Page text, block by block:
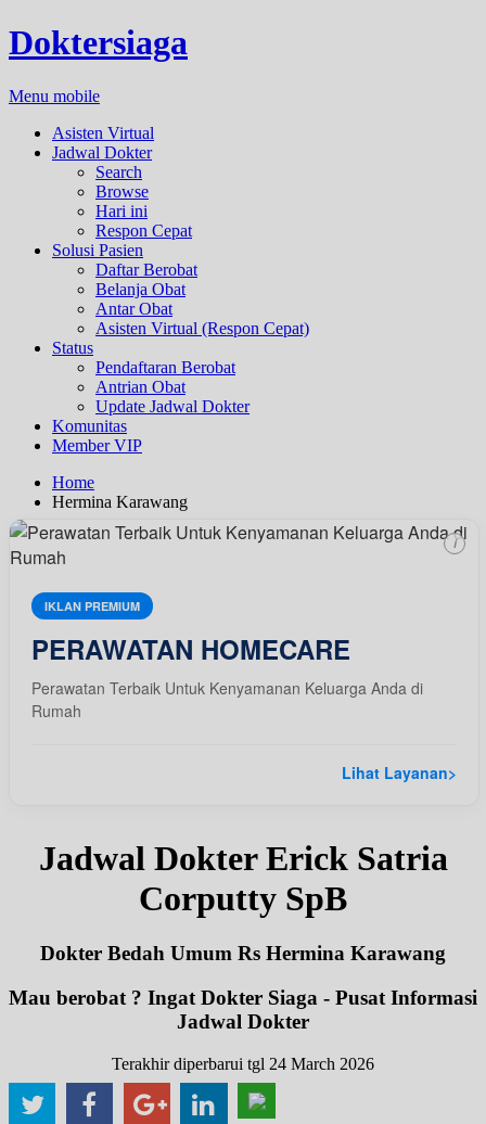
Doktersiaga
Menu mobile
Asisten Virtual
Jadwal Dokter
Search
Browse
Hari ini
Respon Cepat
Solusi Pasien
Daftar Berobat
Belanja Obat
Antar Obat
Asisten Virtual (Respon Cepat)
Status
Pendaftaran Berobat
Antrian Obat
Update Jadwal Dokter
Komunitas
Member VIP
Home
Hermina Karawang
IKLAN PREMIUM
PERAWATAN HOMECARE
Perawatan Terbaik Untuk Kenyamanan Keluarga Anda di
Rumah
Lihat Layanan>
i
Jadwal Dokter Erick Satria
Corputty SpB
Dokter Bedah Umum Rs Hermina Karawang
Mau berobat ? Ingat Dokter Siaga - Pusat Informasi
Jadwal Dokter
Terakhir diperbarui tgl 24 March 2026